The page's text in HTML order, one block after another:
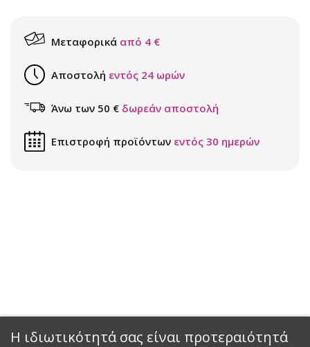
Η ιδιωτικότητά σας είναι προτεραιότητά
Μεταφορικά από 4 €
Αποστολή εντός 24 ωρών
Άνω των 50 € δωρεάν αποστολή
Επιστροφή προϊόντων εντός 30 ημερών